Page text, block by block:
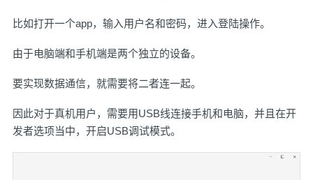
比如打开一个app，输入用户名和密码，进入登陆操作。
由于电脑端和手机端是两个独立的设备。
要实现数据通信，就需要将二者连一起。
因此对于真机用户，需要用USB线连接手机和电脑，并且在开
发者选项当中，开启USB调试模式。